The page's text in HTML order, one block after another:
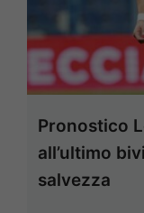
Pronostico
all’ultimo
salvezza